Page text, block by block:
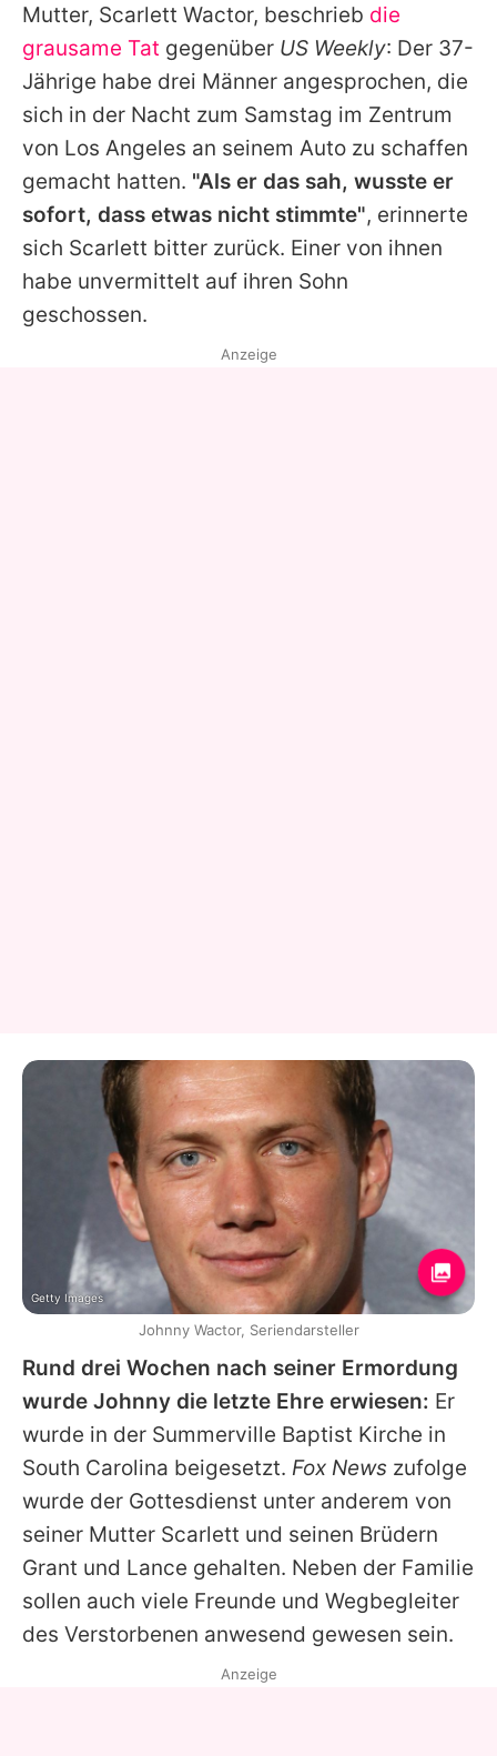
Mutter, Scarlett Wactor, beschrieb die
grausame Tat gegenüber US Weekly: Der 37-
Jährige habe drei Männer angesprochen, die
sich in der Nacht zum Samstag im Zentrum
von Los Angeles an seinem Auto zu schaffen
gemacht hatten. "Als er das sah, wusste er
sofort, dass etwas nicht stimmte", erinnerte
sich Scarlett bitter zurück. Einer von ihnen
habe unvermittelt auf ihren Sohn
geschossen.
Rund drei Wochen nach seiner Ermordung
wurde Johnny die letzte Ehre erwiesen: Er
wurde in der Summerville Baptist Kirche in
South Carolina beigesetzt. Fox News zufolge
wurde der Gottesdienst unter anderem von
seiner Mutter Scarlett und seinen Brüdern
Grant und Lance gehalten. Neben der Familie
sollen auch viele Freunde und Wegbegleiter
des Verstorbenen anwesend gewesen sein.
Anzeige
Getty Images
Johnny Wactor, Seriendarsteller
Anzeige